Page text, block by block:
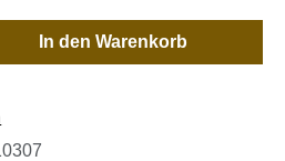
den gewünschten
In den Warenkorb